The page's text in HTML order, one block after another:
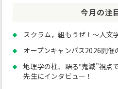
今月の注
スクラム，組もうぜ！～人文
オープンキャンパス2026開催
地理学の柱、語る‟鬼滅”視点
先生にインタビュー！